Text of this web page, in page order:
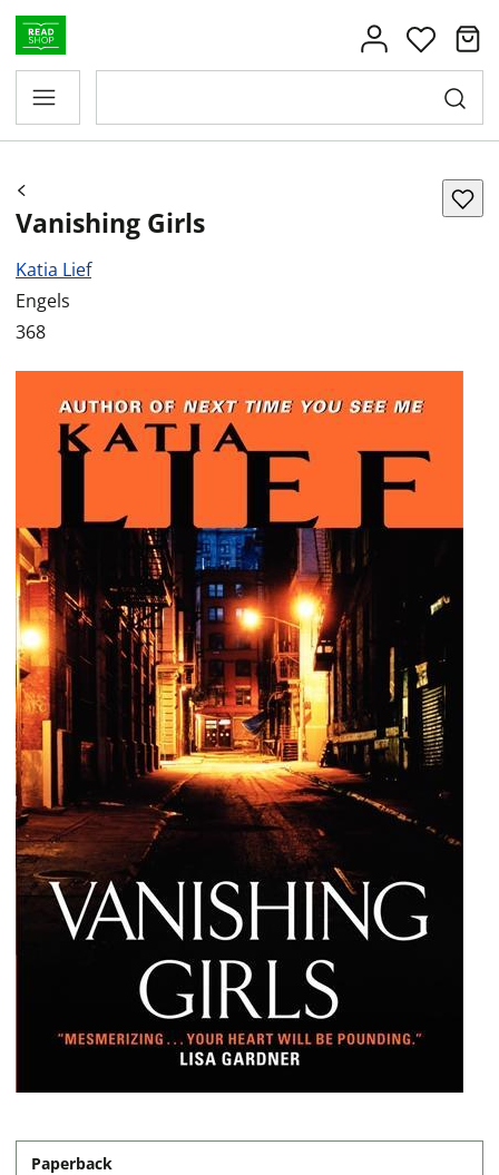
Vanishing Girls
Katia Lief
Engels
368
Paperback